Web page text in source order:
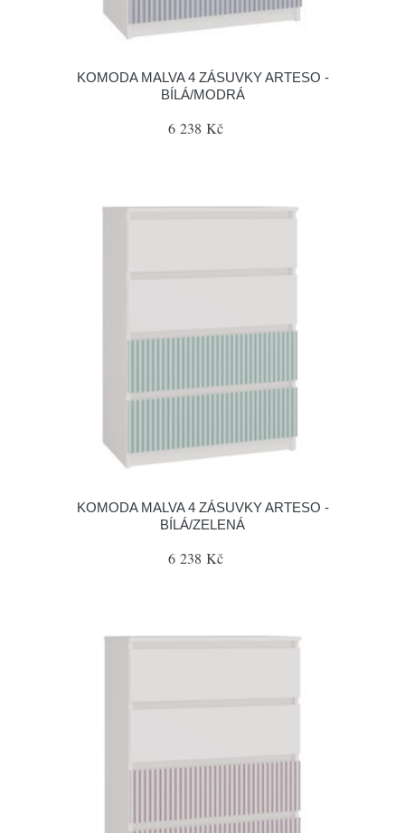
KOMODA MALVA 4 ZÁSUVKY ARTESO -
BÍLÁ/MODRÁ
6 238 Kč
KOMODA MALVA 4 ZÁSUVKY ARTESO -
BÍLÁ/ZELENÁ
6 238 Kč